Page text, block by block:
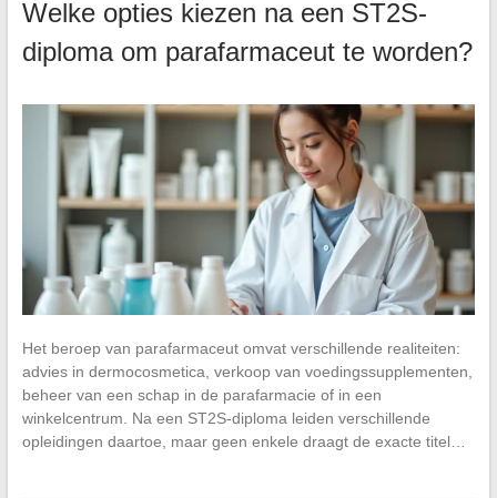
Welke opties kiezen na een ST2S-
diploma om parafarmaceut te worden?
Het beroep van parafarmaceut omvat verschillende realiteiten:
advies in dermocosmetica, verkoop van voedingssupplementen,
beheer van een schap in de parafarmacie of in een
winkelcentrum. Na een ST2S-diploma leiden verschillende
opleidingen daartoe, maar geen enkele draagt de exacte titel…